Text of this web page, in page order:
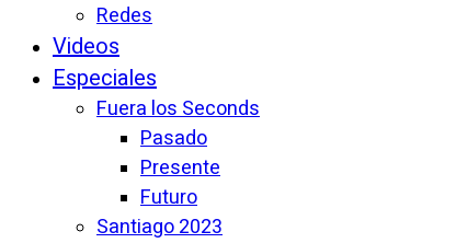
Redes
Videos
Especiales
Fuera los Seconds
Pasado
Presente
Futuro
Santiago 2023